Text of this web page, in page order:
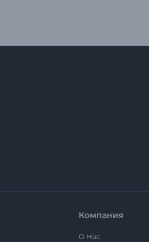
Компания
О Нас